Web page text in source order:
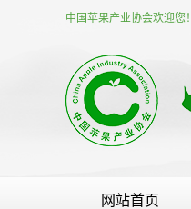
中国苹果产业协会欢迎您！
网站首页